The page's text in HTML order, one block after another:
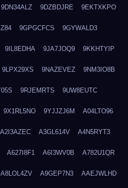
9DN34ALZ 9DZBDJRE 9EKTXKPO
9GPGCFCS 9GYWALD3
9IL8EDHA 9JA7JOQ9 9KKHTYIP
9LPX29XS 9NAZEVEZ 9NM3IO8B
9RJEMRTS 9UW8EUTC
9X1RL5NO 9YJJZJ6M A04LTO96
A2I3AZEC A3GL614V A4N5RYT3
A627I8F1 A6I3WV0B A782U1QR
A8LOL4ZV A9GEP7N3 AAEJWLHD